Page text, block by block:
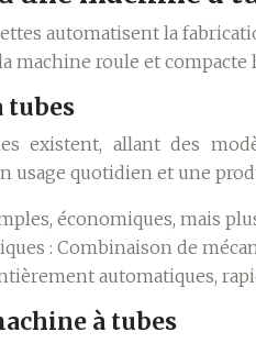
automatisent la
machine roule et
tubes
existent, allant des
usage quotidien et une
économiques, mais
: Combinaison de
automatiques,
à tubes